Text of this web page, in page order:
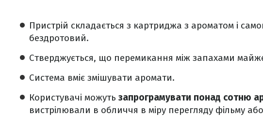
Пристрій складається з картриджа з ароматом і
бездротовий.
Стверджується, що перемикання між запахами
Система вміє змішувати аромати.
Користувачі можуть запрограмувати понад сотню
вистрілювали в обличчя в міру перегляду фільму